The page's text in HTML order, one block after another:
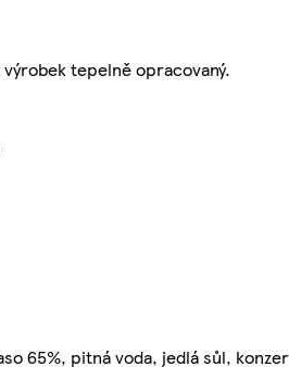
tepelně opracovaný.
65%, pitná voda, jedlá sůl,